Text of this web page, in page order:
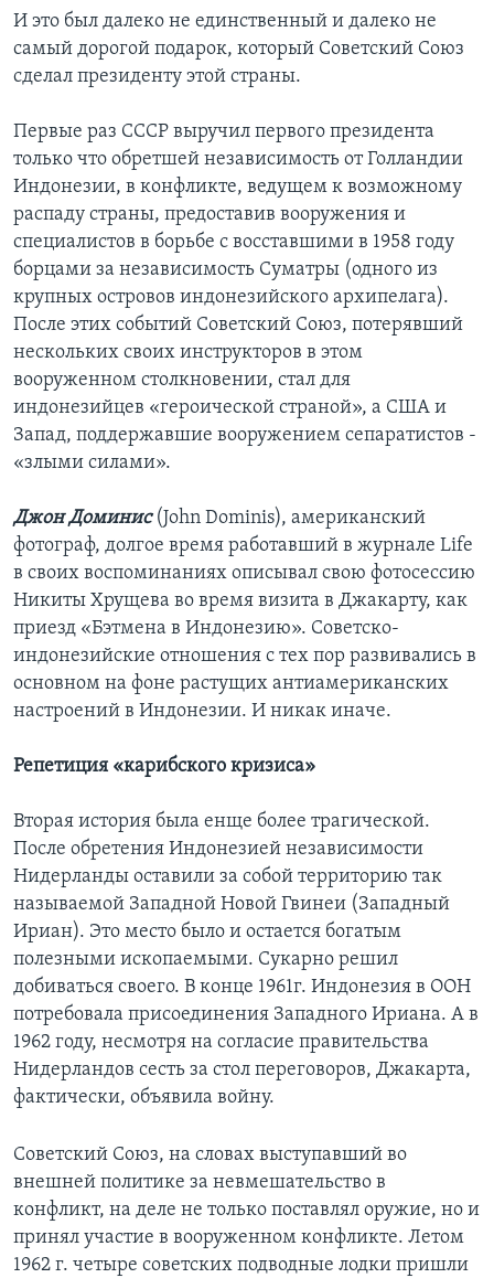
И это был далеко не единственный и далеко не
самый дорогой подарок, который Советский Союз
сделал президенту этой страны.
Первые раз СССР выручил первого президента
только что обретшей независимость от Голландии
Индонезии, в конфликте, ведущем к возможному
распаду страны, предоставив вооружения и
специалистов в борьбе с восставшими в 1958 году
борцами за независимость Суматры (одного из
крупных островов индонезийского архипелага).
После этих событий Советский Союз, потерявший
нескольких своих инструкторов в этом
вооруженном столкновении, стал для
индонезийцев «героической страной», а США и
Запад, поддержавшие вооружением сепаратистов -
«злыми силами».
Джон Доминис(John Dominis), американский
фотограф, долгое время работавший в журнале Life
в своих воспоминаниях описывал свою фотосессию
Никиты Хрущева во время визита в Джакарту, как
приезд «Бэтмена в Индонезию». Советско-
индонезийские отношения с тех пор развивались в
основном на фоне растущих антиамериканских
настроений в Индонезии. И никак иначе.
Репетиция «карибского кризиса»
Вторая история была енще более трагической.
После обретения Индонезией независимости
Нидерланды оставили за собой территорию так
называемой Западной Новой Гвинеи (Западный
Ириан). Это место было и остается богатым
полезными ископаемыми. Сукарно решил
добиваться своего. В конце 1961г. Индонезия в ООН
потребовала присоединения Западного Ириана. А в
1962 году, несмотря на согласие правительства
Нидерландов сесть за стол переговоров, Джакарта,
фактически, объявила войну.
Советский Союз, на словах выступавший во
внешней политике за невмешательство в
конфликт, на деле не только поставлял оружие, но и
принял участие в вооруженном конфликте. Летом
1962 г. четыре советских подводные лодки пришли